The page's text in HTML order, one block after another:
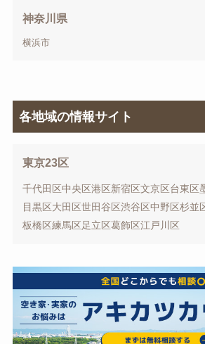
神奈川県
横浜市
各地域の情報サイト
東京23区
千代田区中央区港区新宿区文京区台東区
目黒区大田区世田谷区渋谷区中野区杉並
板橋区練馬区足立区葛飾区江戸川区